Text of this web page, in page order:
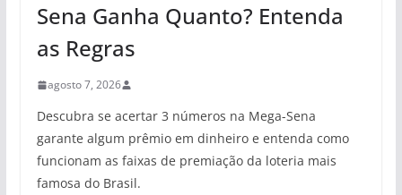
Sena Ganha Quanto? Entenda
as Regras
agosto 7, 2026
Descubra se acertar 3 números na Mega-Sena
garante algum prêmio em dinheiro e entenda como
funcionam as faixas de premiação da loteria mais
famosa do Brasil.